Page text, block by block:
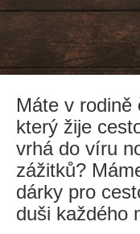
Máte v rodině
který žije
vrhá do víru
zážitků?
dárky pro
duši každého